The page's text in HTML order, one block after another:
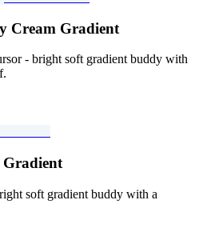
Cream Gradient
- bright soft gradient buddy with
Gradient
soft gradient buddy with a